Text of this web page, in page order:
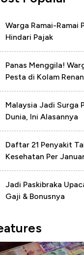
Warga Ramai-Ramai
Hindari Pajak
Panas Menggila!
Pesta di Kolam
Malaysia Jadi Surga
Dunia, Ini Alasannya
Daftar 21 Penyakit
Kesehatan Per
Jadi Paskibraka
Gaji & Bonusnya